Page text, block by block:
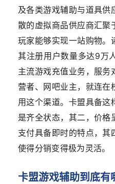
及各类游戏辅助与道具供
散的虚拟商品供应商汇聚
玩家能够实现一站购物。
其注册用户数量多达9万
主流游戏充值业务，服务
营者、网吧业主，就连在
用这个渠道。卡盟具备这
是齐全状态，其二，价格
支付具备即时的特点，其
使得分销变得极为灵活。
卡盟游戏辅助到底有